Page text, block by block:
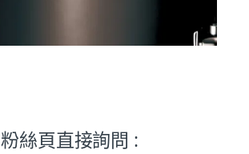
粉絲頁直接詢問 :